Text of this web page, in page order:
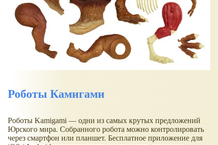
Роботы Камигами
Роботы Kamigami — одни из самых крутых предложений
Юрского мира. Собранного робота можно контролировать
через смартфон или планшет. Бесплатное приложение для